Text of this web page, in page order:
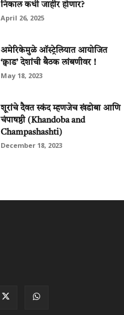
निकाल कधी जाहीर होणार?
April 26, 2025
अमेरिकेमुळे ऑस्ट्रेलियात आयोजित
‘क्वाड’ देशांची बैठक लांबणीवर !
May 18, 2023
शूरांचे दैवत स्कंद म्हणजेच खंडोबा आणि
चंपाषष्ठी (Khandoba and
Champashashti)
December 18, 2023